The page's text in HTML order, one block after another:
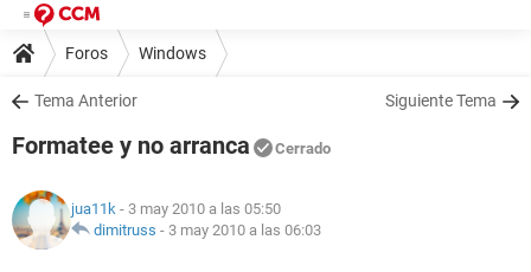
Foros Windows
Tema Anterior Siguiente Tema
Formatee y no arranca Cerrado
jua11k - 3 may 2010 a las 05:50
dimitruss - 3 may 2010 a las 06:03